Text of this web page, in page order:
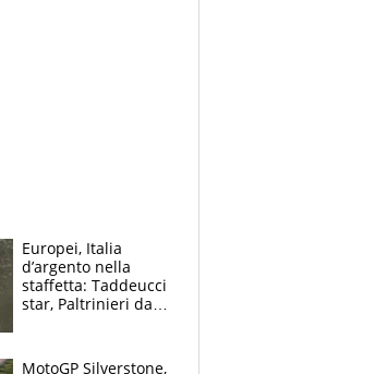
Europei, Italia
d’argento nella
staffetta: Taddeucci
star, Paltrinieri da
Padre Pio
MotoGP Silverstone,